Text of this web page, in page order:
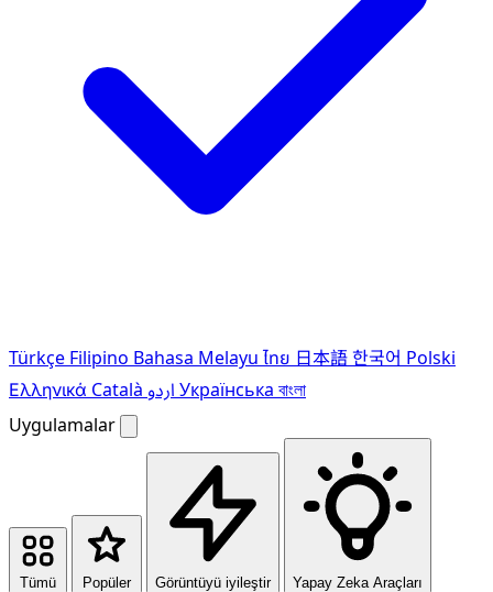
Türkçe Filipino Bahasa Melayu ไทย 日本語한국어 Polski
Ελληνικά Català Українська বাংলা
Uygulamalar
Tümü Popüler Görüntüyü iyileştir Yapay Zeka Araçları